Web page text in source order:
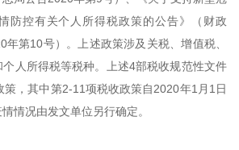
防控有关个人所得税政策的公告》（财政
年第10号）。上述政策涉及关税、增值税、
人所得税等税种。上述4部税收规范性文件
策，其中第2-11项税收政策自2020年1月1日
情况由发文单位另行确定。